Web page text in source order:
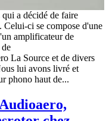
a décidé de faire
Celui-ci se compose d'une
amplificateur de
La Source et de divers
lui avons livré et
phono haut de...